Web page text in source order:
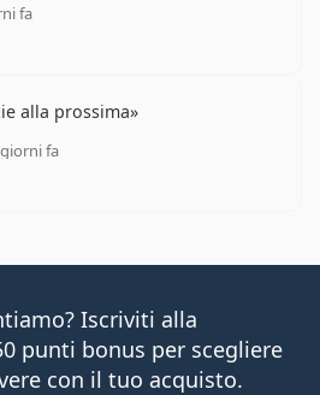
fa
alla prossima
fa
valutazione 5 di 5
Iscriviti alla
punti bonus per scegliere
con il tuo acquisto.